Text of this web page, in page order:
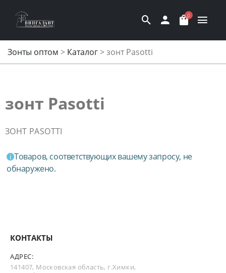
0
Зонты оптом > Каталог>зонт Pasotti
зонт Pasotti
ЗОНТ PASOTTI
Товаров, соответствующих вашему запросу, не
обнаружено.
КОНТАКТЫ
АДРЕС:
141407, Московская область, г.Химки,